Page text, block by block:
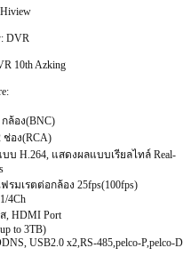
DVR
10th Azking
ล้อง(BNC)
ช่อง(RCA)
H.264, แสดงผลแบบเรียลไทล์ Real-
รมเรตต่อกล้อง 25fps(100fps)
4Ch
, HDMI Port
to 3TB)
USB2.0 x2,RS-485,pelco-P,pelco-D